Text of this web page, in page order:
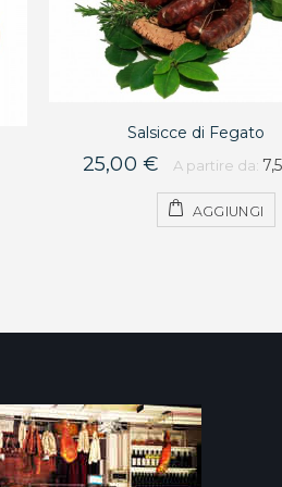
Salsicce di Fegato
25,00 € A partire da:
AGGIUNGI